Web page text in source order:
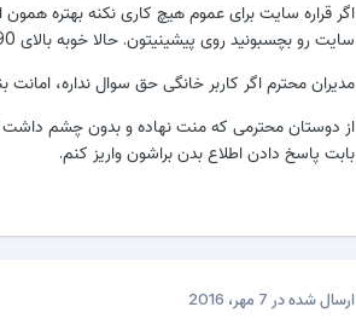
اگر قراره سایت برای عموم هیچ کاری نکنه بهتره
سایت رو بچسبونید روی پیشینیتون. حالا خوبه بالای 90 درصد تعمیرکارها
مدیران محترم اگر کاربر خانگی حق سوال نداره، امانت
از دوستان محترمی که منت نهاده و بدون چشم
بابت پاسخ دادن اطلاع بدن براشون واریز کنم.
ارسال شده در 7 مهر، 2016